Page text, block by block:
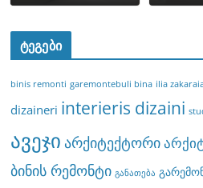
ტეგები
binis remonti garemontebuli bina ilia
dizaineri interieris dizaini
ავეჯი არქიტექტორი
ბინის რემონტი განათება